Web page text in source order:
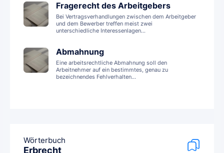
Fragerecht des Arbeitgebers
Bei Vertragsverhandlungen zwischen dem Arbeitgeber
und dem Bewerber treffen meist zwei
unterschiedliche Interessenlagen...
Abmahnung
Eine arbeitsrechtliche Abmahnung soll den
Arbeitnehmer auf ein bestimmtes, genau zu
bezeichnendes Fehlverhalten...
Wörterbuch
Erbrecht